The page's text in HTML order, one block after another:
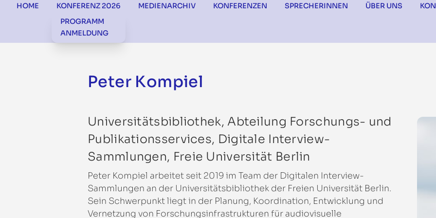
HOME
KONFERENZ 2026
PROGRAMM
ANMELDUNG
MEDIENARCHIV KONFERENZEN SPRECHERINNEN ÜBER UNS
Peter Kompiel
Universitätsbibliothek, Abteilung Forschungs- und
Publikationsservices, Digitale Interview-
Sammlungen, Freie Universität Berlin
Peter Kompiel arbeitet seit 2019 im Team der Digitalen Interview-
Sammlungen an der Universitätsbibliothek der Freien Universität Berlin.
Sein Schwerpunkt liegt in der Planung, Koordination, Entwicklung und
Vernetzung von Forschungsinfrastrukturen für audiovisuelle